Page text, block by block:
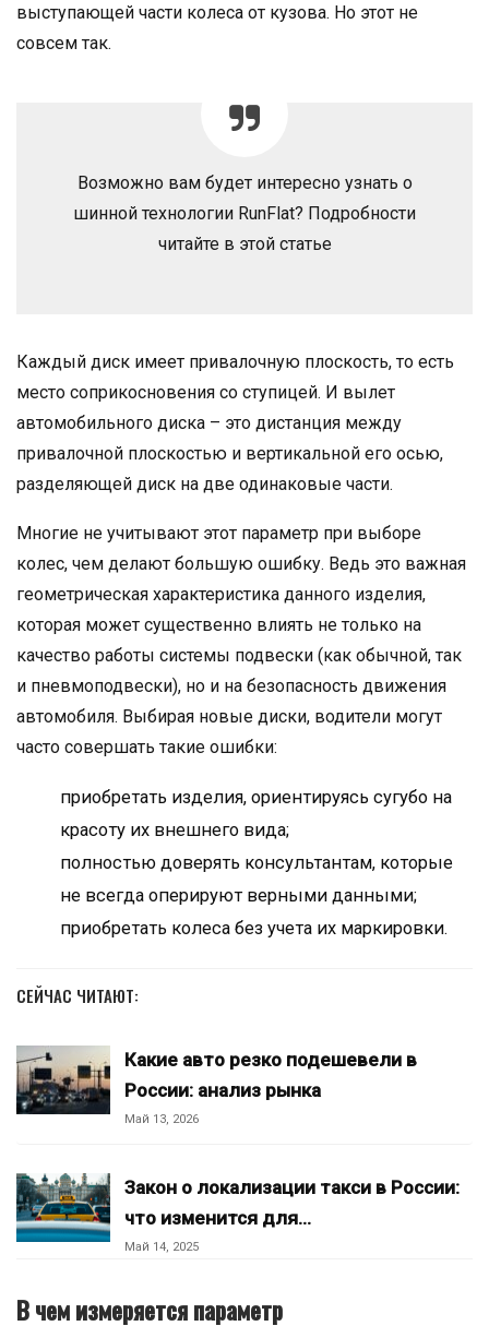
выступающей части колеса от кузова. Но этот не
совсем так.
Возможно вам будет интересно узнать о
шинной технологии RunFlat? Подробности
читайте в этой статье
Каждый диск имеет привалочную плоскость, то есть
место соприкосновения со ступицей. И вылет
автомобильного диска – это дистанция между
привалочной плоскостью и вертикальной его осью,
разделяющей диск на две одинаковые части.
Многие не учитывают этот параметр при выборе
колес, чем делают большую ошибку. Ведь это важная
геометрическая характеристика данного изделия,
которая может существенно влиять не только на
качество работы системы подвески (как обычной, так
и пневмоподвески), но и на безопасность движения
автомобиля. Выбирая новые диски, водители могут
часто совершать такие ошибки:
приобретать изделия, ориентируясь сугубо на
красоту их внешнего вида;
полностью доверять консультантам, которые
не всегда оперируют верными данными;
приобретать колеса без учета их маркировки.
СЕЙЧАС ЧИТАЮТ:
Какие авто резко подешевели в
России: анализ рынка
Май 13, 2026
Закон о локализации такси в России:
что изменится для…
Май 14, 2025
В чем измеряется параметр